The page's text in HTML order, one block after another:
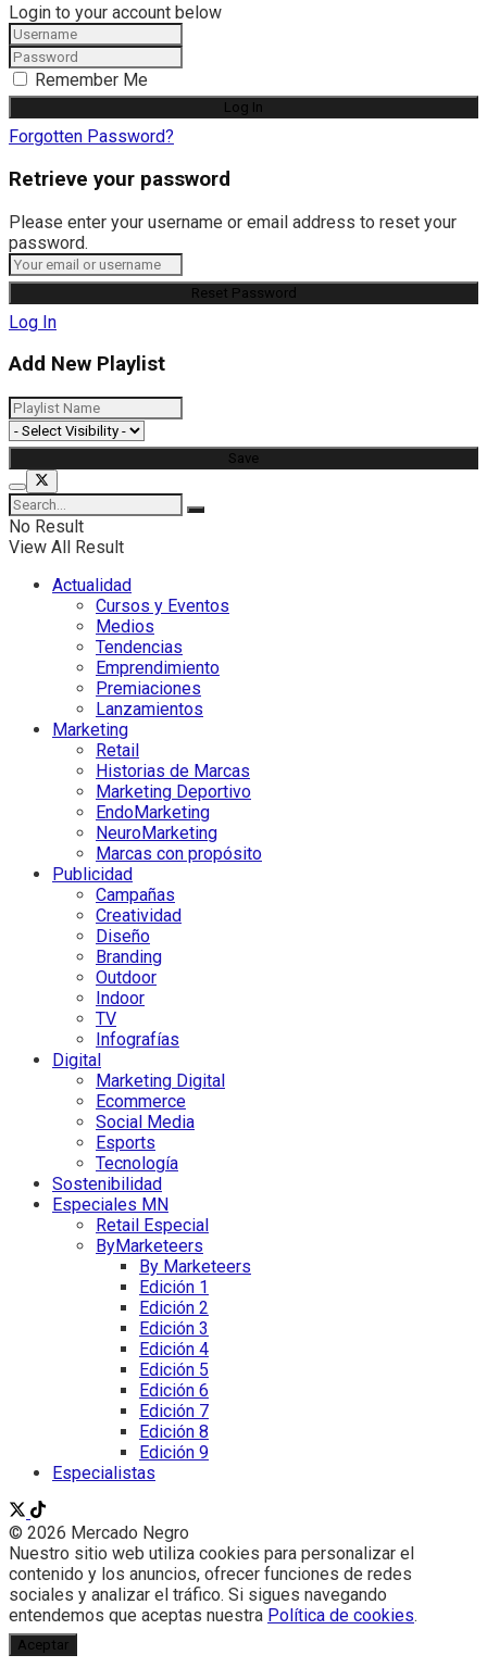
Login to your account below
Remember Me
Forgotten Password?
Retrieve your password
Please enter your username or email address to reset your
password.
Log In
Add New Playlist
No Result
View All Result
Actualidad
Cursos y Eventos
Medios
Tendencias
Emprendimiento
Premiaciones
Lanzamientos
Marketing
Retail
Historias de Marcas
Marketing Deportivo
EndoMarketing
NeuroMarketing
Marcas con propósito
Publicidad
Campañas
Creatividad
Diseño
Branding
Outdoor
Indoor
TV
Infografías
Digital
Marketing Digital
Ecommerce
Social Media
Esports
Tecnología
Sostenibilidad
Especiales MN
Retail Especial
ByMarketeers
By Marketeers
Edición 1
Edición 2
Edición 3
Edición 4
Edición 5
Edición 6
Edición 7
Edición 8
Edición 9
Especialistas
© 2026 Mercado Negro
Nuestro sitio web utiliza cookies para personalizar el
contenido y los anuncios, ofrecer funciones de redes
sociales y analizar el tráfico. Si sigues navegando
entendemos que aceptas nuestra Política de cookies.
Aceptar